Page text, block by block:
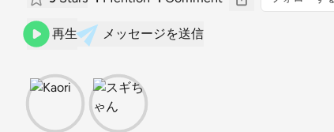
再生 メッセージを送信